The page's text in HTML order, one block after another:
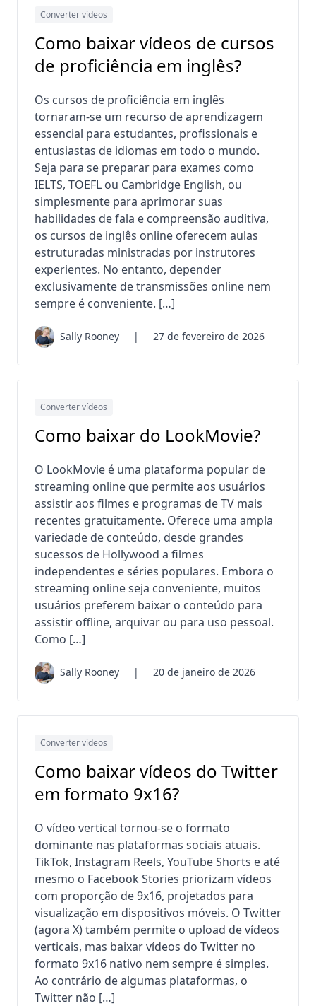
Converter vídeos
Como baixar vídeos de cursos
de proficiência em inglês?
Os cursos de proficiência em inglês
tornaram-se um recurso de aprendizagem
essencial para estudantes, profissionais e
entusiastas de idiomas em todo o mundo.
Seja para se preparar para exames como
IELTS, TOEFL ou Cambridge English, ou
simplesmente para aprimorar suas
habilidades de fala e compreensão auditiva,
os cursos de inglês online oferecem aulas
estruturadas ministradas por instrutores
experientes. No entanto, depender
exclusivamente de transmissões online nem
sempre é conveniente. […]
Sally Rooney | 27 de fevereiro de 2026
Converter vídeos
Como baixar do LookMovie?
O LookMovie é uma plataforma popular de
streaming online que permite aos usuários
assistir aos filmes e programas de TV mais
recentes gratuitamente. Oferece uma ampla
variedade de conteúdo, desde grandes
sucessos de Hollywood a filmes
independentes e séries populares. Embora o
streaming online seja conveniente, muitos
usuários preferem baixar o conteúdo para
assistir offline, arquivar ou para uso pessoal.
Como […]
Sally Rooney | 20 de janeiro de 2026
Converter vídeos
Como baixar vídeos do Twitter
em formato 9x16?
O vídeo vertical tornou-se o formato
dominante nas plataformas sociais atuais.
TikTok, Instagram Reels, YouTube Shorts e até
mesmo o Facebook Stories priorizam vídeos
com proporção de 9x16, projetados para
visualização em dispositivos móveis. O Twitter
(agora X) também permite o upload de vídeos
verticais, mas baixar vídeos do Twitter no
formato 9x16 nativo nem sempre é simples.
Ao contrário de algumas plataformas, o
Twitter não […]